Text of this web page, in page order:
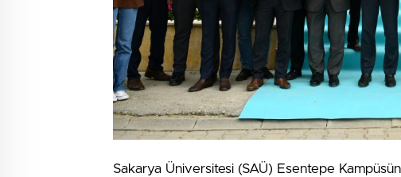
Sakarya Üniversitesi (SAÜ) Esentepe